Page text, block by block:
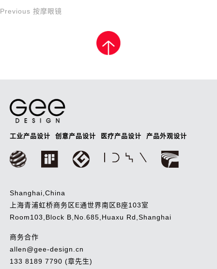
文
Previous
Previous 按摩眼镜
工业产品设计 创意产品设计 医疗产品设计 产品外观设计
Shanghai,China
上海青浦虹桥商务区E通世界南区B座103室
Room103,Block B,No.685,Huaxu Rd,Shanghai
商务合作
allen@gee-design.cn
133 8189 7790 (章先生)